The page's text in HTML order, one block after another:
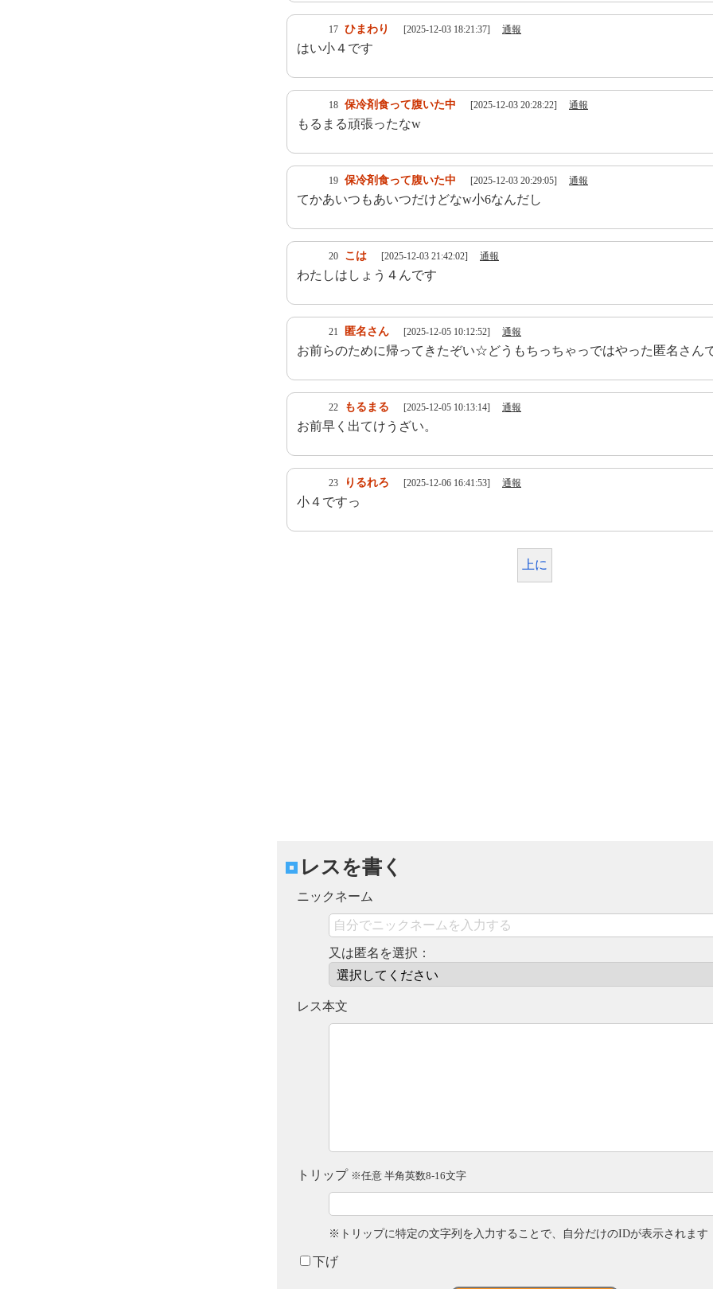
17 ひまわり [2025-12-03 18:21:37] 通報
はい小４です
18 保冷剤食って腹いた中 [2025-12-03 20:28:22] 通報
もるまる頑張ったなw
19 保冷剤食って腹いた中 [2025-12-03 20:29:05] 通報
てかあいつもあいつだけどなw小6なんだし
20 こは [2025-12-03 21:42:02] 通報
わたしはしょう４んです
21 匿名さん [2025-12-05 10:12:52] 通報
お前らのために帰ってきたぞい☆どうもちっちゃっではやった匿名さん
22 もるまる [2025-12-05 10:13:14] 通報
お前早く出てけうざい。
23 りるれろ [2025-12-06 16:41:53] 通報
小４ですっ
上に
レスを書く
ニックネーム
又は匿名を選択：
レス本文
トリップ ※任意 半角英数8-16文字
※トリップに特定の文字列を入力することで、自分だけのIDが表示されます
下げ